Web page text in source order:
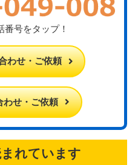
番号をタップ！
わせ・ご依頼
わせ・ご依頼
れています